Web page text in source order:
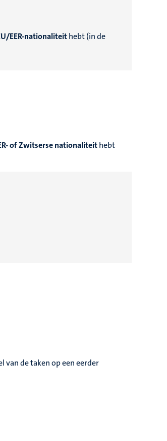
EER-nationaliteithebt(in de
of Zwitserse nationaliteithebt
van de taken op een eerder